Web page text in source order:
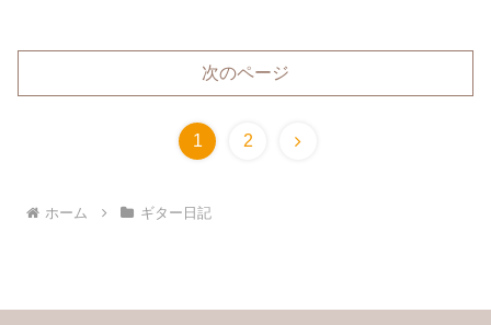
次のページ
1 2
次
ホーム ギター日記